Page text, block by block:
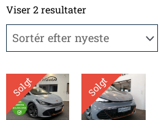
Viser 2 resultaterefter
Solgt Solgt